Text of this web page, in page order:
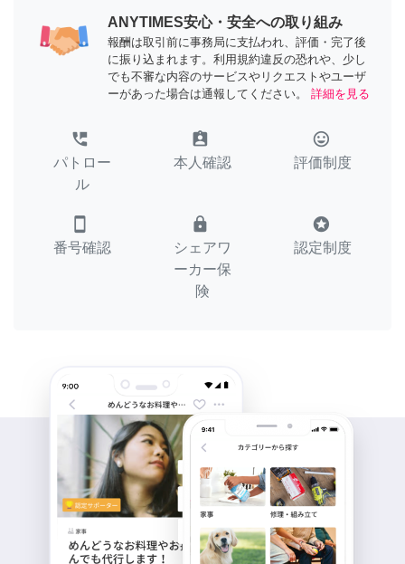
ANYTIMES安心・安全への取り組み
報酬は取引前に事務局に支払われ、評価・完了後
に振り込まれます。利用規約違反の恐れや、少し
でも不審な内容のサービスやリクエストやユーザ
ーがあった場合は通報してください。
詳細を見る
perm_phone_msg
パトロー
ル
assignment_ind
本人確認
tag_faces
評価制度
smartphone
番号確認
lock
シェアワ
ーカー保
険
stars
認定制度